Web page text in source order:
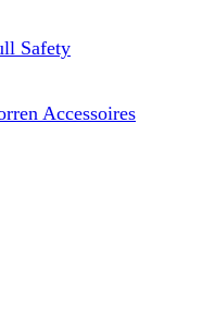
Safety
Accessoires